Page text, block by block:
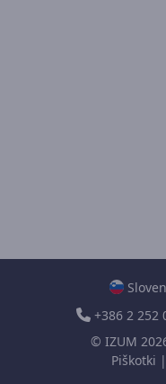
+386 2 252
© IZUM
Piškotki |